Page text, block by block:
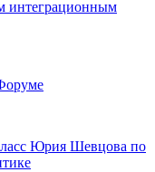
интеграционным
Юрия Шевцова по